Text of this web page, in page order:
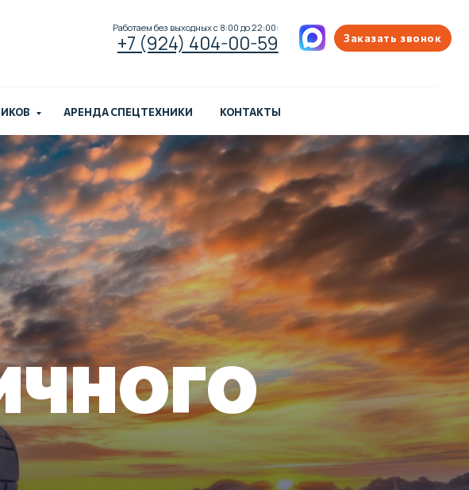
Заказать звонок
Работаем без выходных с 8:00 до 22:00:
+7 (924) 404-00-59
АРЕНДА СПЕЦТЕХНИКИ КОНТАКТЫ